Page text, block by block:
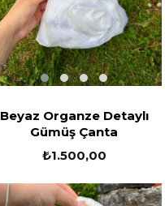
Beyaz Organze Detaylı
Gümüş Çanta
₺1.500,00